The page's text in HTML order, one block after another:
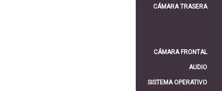
CÁMARA TRASERA
CÁMARA FRONTAL
AUDIO
SISTEMA OPERATIVO